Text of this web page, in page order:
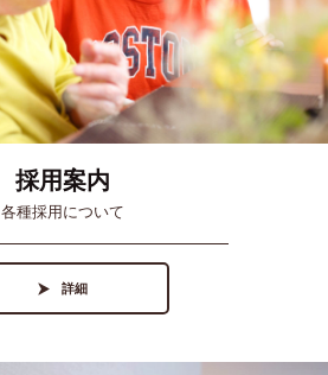
採用案内
各種採用について
詳細